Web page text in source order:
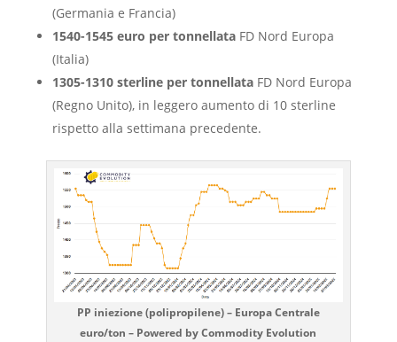
(Germania e Francia)
1540-1545 euro per tonnellataFD Nord Europa
(Italia)
1305-1310 sterline per tonnellataFD Nord Europa
(Regno Unito), in leggero aumento di 10 sterline
rispetto alla settimana precedente.
PP iniezione (polipropilene) – Europa Centrale
euro/ton – Powered by Commodity Evolution